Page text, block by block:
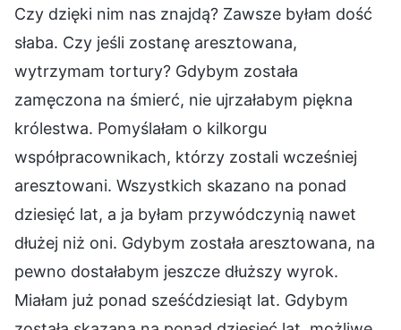
Czy dzięki nim nas znajdą? Zawsze byłam dość
słaba. Czy jeśli zostanę aresztowana,
wytrzymam tortury? Gdybym została
zamęczona na śmierć, nie ujrzałabym piękna
królestwa. Pomyślałam o kilkorgu
współpracownikach, którzy zostali wcześniej
aresztowani. Wszystkich skazano na ponad
dziesięć lat, a ja byłam przywódczynią nawet
dłużej niż oni. Gdybym została aresztowana, na
pewno dostałabym jeszcze dłuższy wyrok.
Miałam już ponad sześćdziesiąt lat. Gdybym